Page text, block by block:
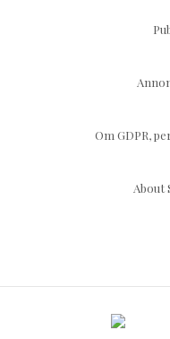
Om GDPR,
About